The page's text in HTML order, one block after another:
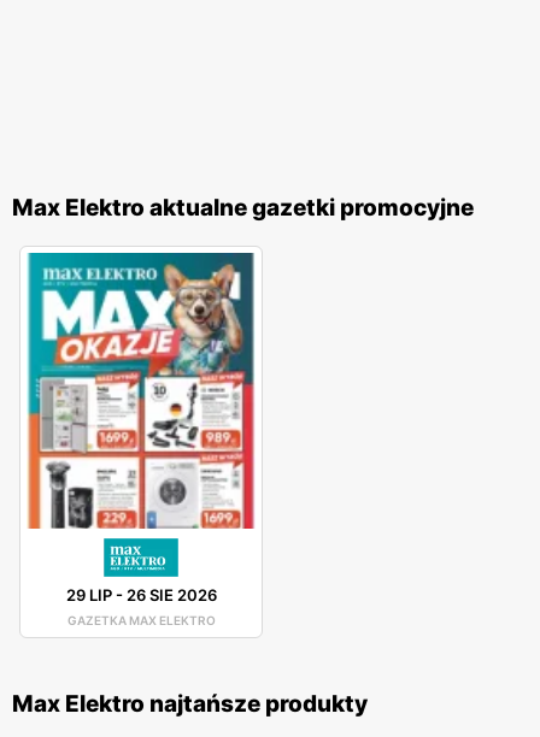
Max Elektro aktualne gazetki promocyjne
29 LIP-26 SIE 2026
GAZETKA MAX ELEKTRO
Max Elektro najtańsze produkty